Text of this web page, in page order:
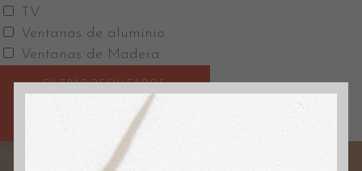
TV
Ventanas de aluminio
Ventanas de Madera
FILTRAR RESULTADOS
GUARDAR BÚSQUEDA